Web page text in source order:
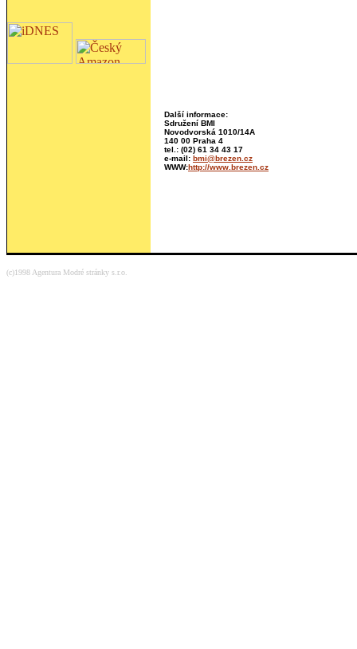
Další informace:
Sdružení BMI
Novodvorská 1010/14A
140 00 Praha 4
tel.: (02) 61 34 43 17
e-mail: bmi@brezen.cz
WWW:http://www.brezen.cz
(c)1998 Agentura Modré stránky s.r.o.